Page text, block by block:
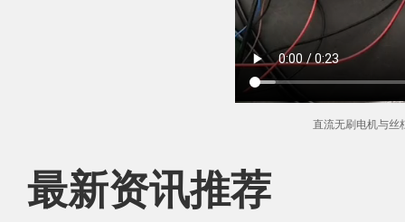
直流无刷电机与丝
最新资讯推荐